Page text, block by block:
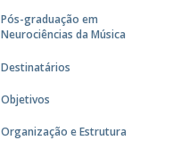
Pós-graduação em
Neurociências da Música
Destinatários
Objetivos
Organização e Estrutura